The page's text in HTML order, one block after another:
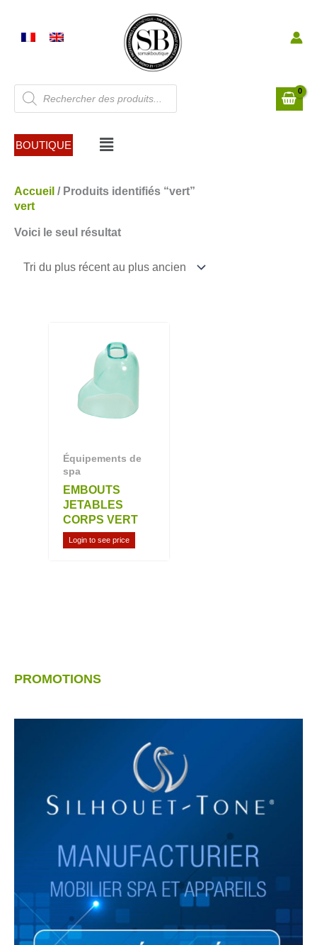
contenu
Recherche
de
produits
BOUTIQUE Menu
PROMOTIONS
Accueil / Produits identifiés “vert”
vert
Voici le seul résultat
Équipements de
spa
EMBOUTS
JETABLES
CORPS VERT
Login to see price